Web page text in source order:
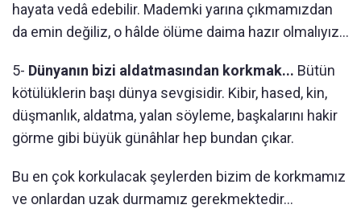
hayata vedâ edebilir. Mademki yarına çıkmamızdan
da emin değiliz, o hâlde ölüme daima hazır olmalıyız...
5- Dünyanın bizi aldatmasından korkmak... Bütün
kötülüklerin başı dünya sevgisidir. Kibir, hased, kin,
düşmanlık, aldatma, yalan söyleme, başkalarını hakir
görme gibi büyük günâhlar hep bundan çıkar.
Bu en çok korkulacak şeylerden bizim de korkmamız
ve onlardan uzak durmamız gerekmektedir...